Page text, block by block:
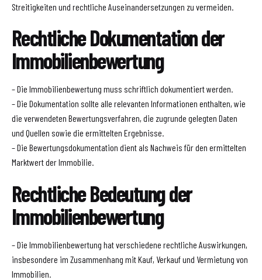
Streitigkeiten und rechtliche Auseinandersetzungen zu vermeiden.
Rechtliche Dokumentation der
Immobilienbewertung
– Die Immobilienbewertung muss schriftlich dokumentiert werden.
– Die Dokumentation sollte alle relevanten Informationen enthalten, wie
die verwendeten Bewertungsverfahren, die zugrunde gelegten Daten
und Quellen sowie die ermittelten Ergebnisse.
– Die Bewertungsdokumentation dient als Nachweis für den ermittelten
Marktwert der Immobilie.
Rechtliche Bedeutung der
Immobilienbewertung
– Die Immobilienbewertung hat verschiedene rechtliche Auswirkungen,
insbesondere im Zusammenhang mit Kauf, Verkauf und Vermietung von
Immobilien.